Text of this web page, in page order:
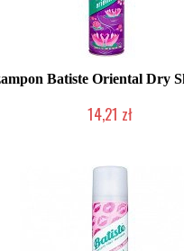
Batiste Oriental Dry
14,21 zł